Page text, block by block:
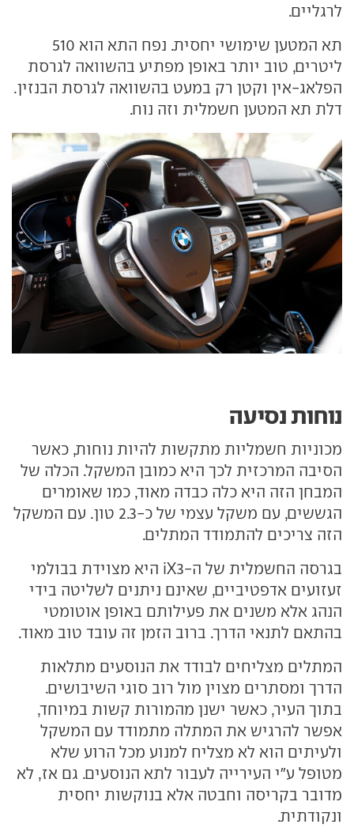
לרגליים.
תא המטען שימושי יחסית. נפח התא הוא 510
ליטרים, טוב יותר באופן מפתיע בהשוואה לגרסת
הפלאג-אין וקטן רק במעט בהשוואה לגרסת הבנזין.
דלת תא המטען חשמלית וזה נוח.
נוחות נסיעה
מכוניות חשמליות מתקשות להיות נוחות, כאשר
הסיבה המרכזית לכך היא כמובן המשקל. הכלה של
המבחן הזה היא כלה כבדה מאוד, כמו שאומרים
הגששים, עם משקל עצמי של כ-2.3 טון. עם המשקל
הזה צריכים להתמודד המתלים.
בגרסה החשמלית של ה-iX3 היא מצוידת בבולמי
זעזועים אדפטיביים, שאינם ניתנים לשליטה בידי
הנהג אלא משנים את פעילותם באופן אוטומטי
בהתאם לתנאי הדרך. ברוב הזמן זה עובד טוב מאוד.
המתלים מצליחים לבודד את הנוסעים מתלאות
הדרך ומסתרים מצוין מול רוב סוגי השיבושים.
בתוך העיר, כאשר ישנן מהמורות קשות במיוחד,
אפשר להרגיש את המתלה מתמודד עם המשקל
ולעיתים הוא לא מצליח למנוע מכל הרוע שלא
מטופל ע"י העירייה לעבור לתא הנוסעים. גם אז, לא
מדובר בקריסה וחבטה אלא בנוקשות יחסית
ונקודתית.